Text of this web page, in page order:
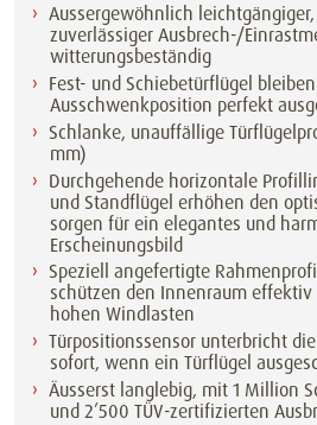
Aussergewöhnlich
zuverlässiger Ausbrech-/
witterungsbeständig
Fest- und Schiebetürflügel
Ausschwenkposition perfekt
Schlanke, unauffällige
mm)
Durchgehende horizontale
und Standflügel erhöhen den
sorgen für ein elegantes und
Erscheinungsbild
Speziell angefertigte
schützen den Innenraum effektiv
hohen Windlasten
Türpositionssensor unterbricht
sofort, wenn ein Türflügel
Äusserst langlebig, mit 1 Million
und 2’500 TÜV-zertifizierten